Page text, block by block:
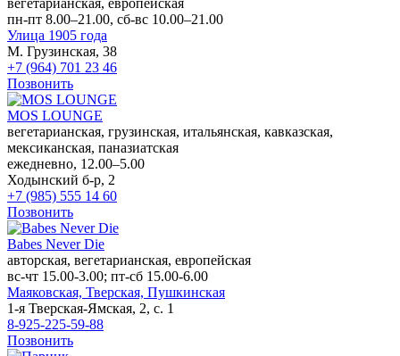
пн-пт 8.00–21.00, сб-вс 10.00–21.00
Улица 1905 года
М. Грузинская, 38
+7 (964) 701 23 46
Позвонить
MOS LOUNGE
вегетарианская, грузинская, итальянская, кавказская,
мексиканская, паназиатская
ежедневно, 12.00–5.00
Ходынский б-р, 2
+7 (985) 555 14 60
Позвонить
Babes Never Die
авторская, вегетарианская, европейская
вс-чт 15.00-3.00; пт-сб 15.00-6.00
Маяковская, Тверская, Пушкинская
1-я Тверская-Ямская, 2, с. 1
8-925-225-59-88
Позвонить